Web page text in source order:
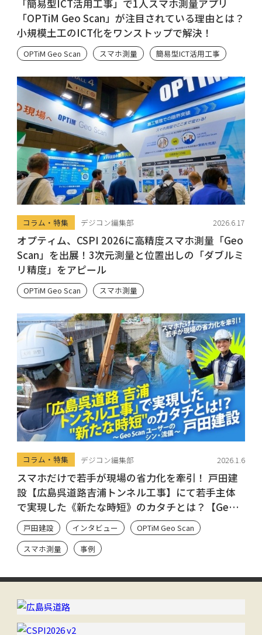
「簡易型ICT活用工事」で1人スマホ測量アプリ
「OPTiM Geo Scan」が注目されている理由とは？
小規模土工のICT化をワンストップで解決！
OPTiM Geo Scan スマホ測量 簡易型ICT活用工事
コラム・特集 デジコン編集部 2026.6.17
オプティム、CSPI 2026に高精度スマホ測量「Geo
Scan」を出展！3次元測量と位置出しの「ダブルミ
リ精度」をアピール
OPTiM Geo Scan スマホ測量
コラム・特集 デジコン編集部 2026.1.6
スマホだけで若手が現場の省力化を牽引！ 戸田建
設【広島呉道路吉浦トンネル工事】にて若手主体
で実現した《新たな時短》のカタチとは？【Geo
Scan ユーザーのシン・流儀】
戸田建設 インタビュー
OPTiM Geo Scan
スマホ測量
事例